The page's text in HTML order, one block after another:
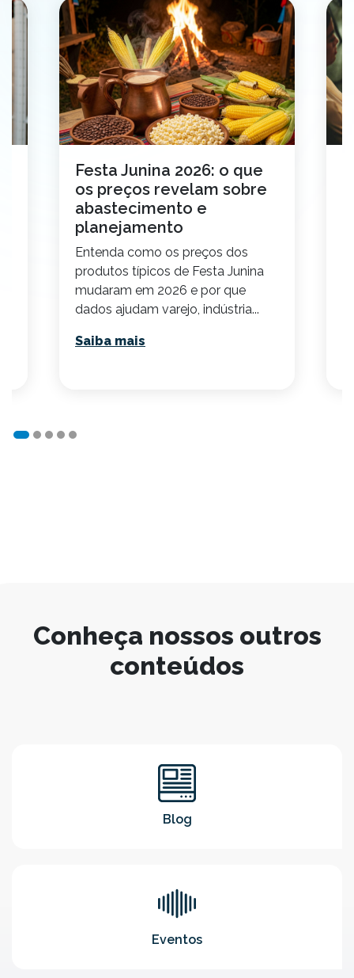
Festa Junina 2026: o que
os preços revelam sobre
abastecimento e
planejamento
Entenda como os preços dos
produtos típicos de Festa Junina
mudaram em 2026 e por que
dados ajudam varejo, indústria...
Saiba mais
Conheça nossos outros
conteúdos
Blog
Eventos